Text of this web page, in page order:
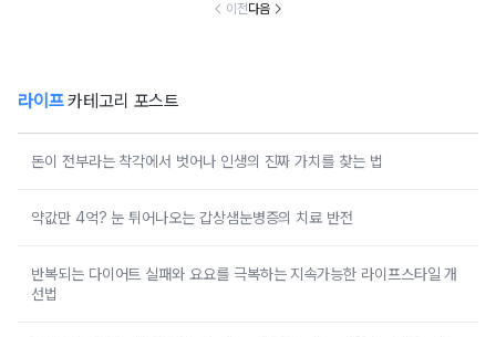
이전다음
라이프카테고리 포스트
돈이 전부라는 착각에서 벗어나 인생의 진짜 가치를 찾는 법
약값만 4억? 눈 튀어나오는 갑상샘눈병증의 치료 반전
반복되는 다이어트 실패와 요요를 극복하는 지속가능한 라이프스타일 개
선법